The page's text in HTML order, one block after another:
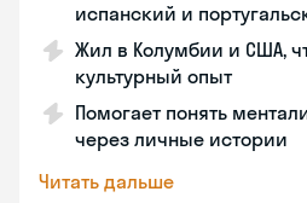
испанский и
Жил в Колумбии и США,
культурный опыт
Помогает понять
через личные истории
Читать дальше